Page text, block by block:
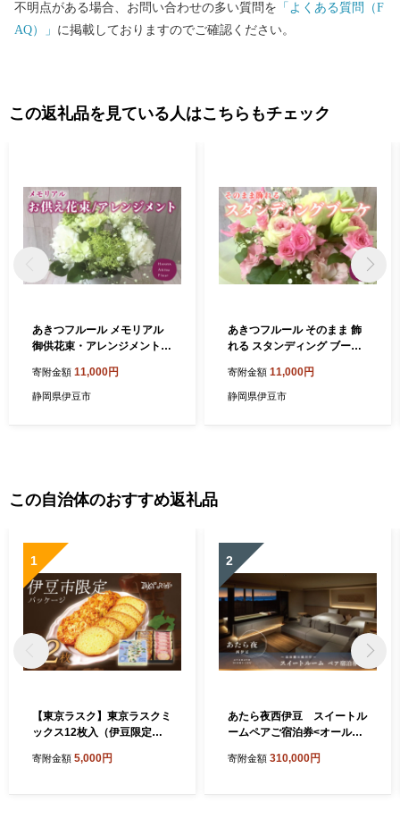
不明点がある場合、お問い合わせの多い質問を 「よくある質問（F
AQ）」 に掲載しておりますのでご確認ください。
この返礼品を見ている人はこちらもチェック
あきつフルール メモリアル
御供花束・アレンジメント
レンジメント 供え花】 011-
002
寄附金額 11,000円
静岡県伊豆市
あきつフルール そのまま 飾
れる スタンディング ブーケ
レンジメント スタンディン
グ】 011-001
寄附金額 11,000円
静岡県伊豆市
この自治体のおすすめ返礼品
1
【東京ラスク】東京ラスクミ
ックス12枚入（伊豆限定パ
ガー バターの風味 濃厚 伊豆
寄附金額 5,000円
2
あたら夜西伊豆 スイートル
ームペアご宿泊券<オールイ
豆 静岡 チケット 補助券 ふる
寄附金額 310,000円